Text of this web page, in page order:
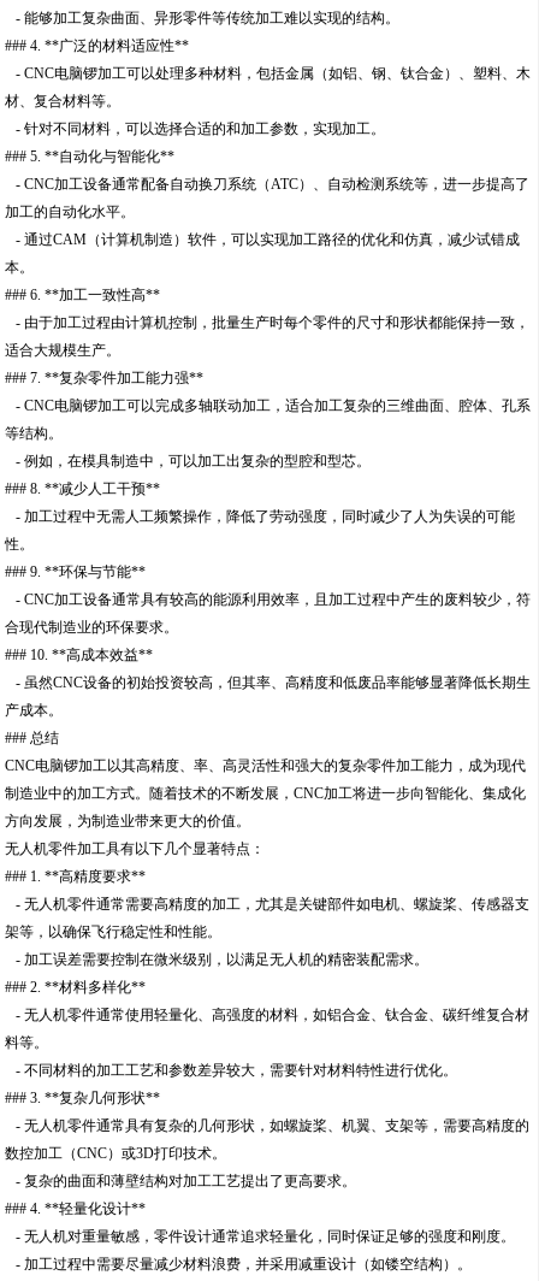
- 能够加工复杂曲面、异形零件等传统加工难以实现的结构。
### 4. **广泛的材料适应性**
- CNC电脑锣加工可以处理多种材料，包括金属（如铝、钢、钛合金）、塑料、木
材、复合材料等。
- 针对不同材料，可以选择合适的和加工参数，实现加工。
### 5. **自动化与智能化**
- CNC加工设备通常配备自动换刀系统（ATC）、自动检测系统等，进一步提高了
加工的自动化水平。
- 通过CAM（计算机制造）软件，可以实现加工路径的优化和仿真，减少试错成
本。
### 6. **加工一致性高**
- 由于加工过程由计算机控制，批量生产时每个零件的尺寸和形状都能保持一致，
适合大规模生产。
### 7. **复杂零件加工能力强**
- CNC电脑锣加工可以完成多轴联动加工，适合加工复杂的三维曲面、腔体、孔系
等结构。
- 例如，在模具制造中，可以加工出复杂的型腔和型芯。
### 8. **减少人工干预**
- 加工过程中无需人工频繁操作，降低了劳动强度，同时减少了人为失误的可能
性。
### 9. **环保与节能**
- CNC加工设备通常具有较高的能源利用效率，且加工过程中产生的废料较少，符
合现代制造业的环保要求。
### 10. **高成本效益**
- 虽然CNC设备的初始投资较高，但其率、高精度和低废品率能够显著降低长期生
产成本。
### 总结
CNC电脑锣加工以其高精度、率、高灵活性和强大的复杂零件加工能力，成为现代
制造业中的加工方式。随着技术的不断发展，CNC加工将进一步向智能化、集成化
方向发展，为制造业带来更大的价值。
无人机零件加工具有以下几个显著特点：
### 1. **高精度要求**
- 无人机零件通常需要高精度的加工，尤其是关键部件如电机、螺旋桨、传感器支
架等，以确保飞行稳定性和性能。
- 加工误差需要控制在微米级别，以满足无人机的精密装配需求。
### 2. **材料多样化**
- 无人机零件通常使用轻量化、高强度的材料，如铝合金、钛合金、碳纤维复合材
料等。
- 不同材料的加工工艺和参数差异较大，需要针对材料特性进行优化。
### 3. **复杂几何形状**
- 无人机零件通常具有复杂的几何形状，如螺旋桨、机翼、支架等，需要高精度的
数控加工（CNC）或3D打印技术。
- 复杂的曲面和薄壁结构对加工工艺提出了更高要求。
### 4. **轻量化设计**
- 无人机对重量敏感，零件设计通常追求轻量化，同时保证足够的强度和刚度。
- 加工过程中需要尽量减少材料浪费，并采用减重设计（如镂空结构）。